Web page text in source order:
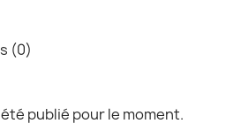
(0)
publié pour le moment.